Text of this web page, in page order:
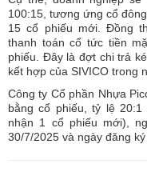
100:15, tương ứng cổ
15 cổ phiếu mới. Đồng
thanh toán cổ tức tiền
phiếu. Đây là đợt chi trả
kết hợp của SIVICO trong
Công ty Cổ phần Nhựa
bằng cổ phiếu, tỷ lệ
nhận 1 cổ phiếu mới),
30/7/2025 và ngày đăng